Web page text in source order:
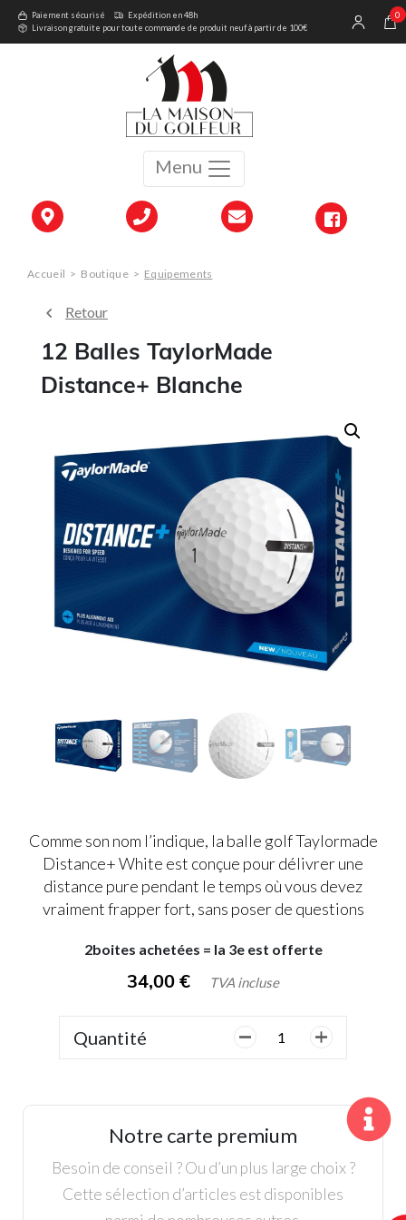
Menu
Paiement sécurisé
Expédition en 48h
Livraison gratuite pour toute commande de produit neuf à partir de 100€
0
Accueil > Boutique > Equipements
Retour
12 Balles TaylorMade
Distance+ Blanche
Comme son nom l’indique, la balle golf Taylormade
Distance+ White est conçue pour délivrer une
distance pure pendant le temps où vous devez
vraiment frapper fort, sans poser de questions
2boites achetées = la 3e est offerte
34,00 € TVA incluse
Quantité
quantité
Distance+
Blanche
Notre carte premium
Besoin de conseil ? Ou d’un plus large choix ?
Cette sélection d’articles est disponibles